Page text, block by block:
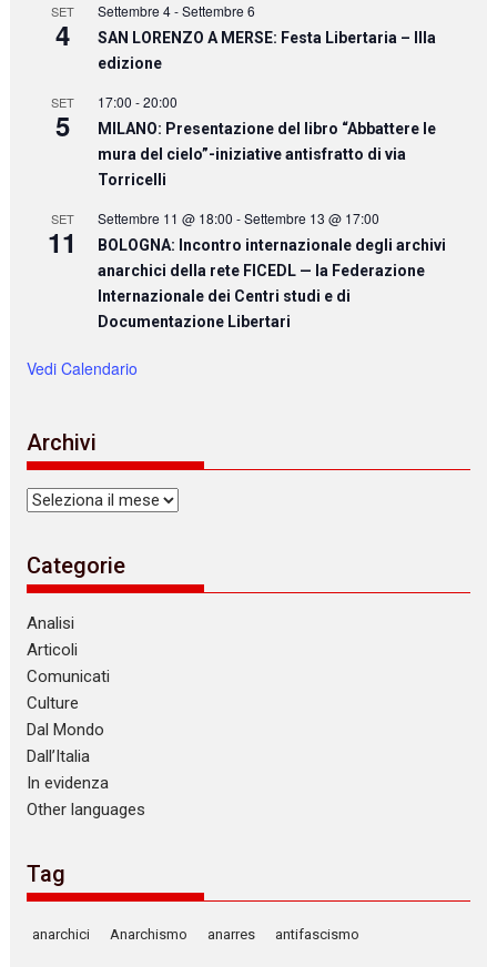
SET
4
Settembre 4-Settembre 6
SAN LORENZO A MERSE: Festa Libertaria – IIIa
edizione
SET
5
17:00 -20:00
MILANO: Presentazione del libro “Abbattere le
mura del cielo”-iniziative antisfratto di via
Torricelli
SET
11
Settembre 11 @ 18:00 -Settembre 13 @ 17:00
BOLOGNA: Incontro internazionale degli archivi
anarchici della rete FICEDL — la Federazione
Internazionale dei Centri studi e di
Documentazione Libertari
Vedi Calendario
Archivi
Archivi
Categorie
Analisi
Articoli
Comunicati
Culture
Dal Mondo
Dall’Italia
In evidenza
Other languages
Tag
anarchici Anarchismo anarres antifascismo